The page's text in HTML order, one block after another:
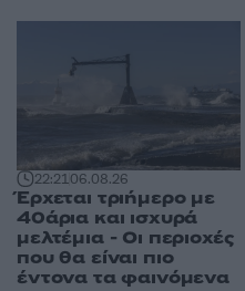
22:2106.08.26
Έρχεται τριήμερο με
40άρια και ισχυρά
μελτέμια - Οι περιοχές
που θα είναι πιο
έντονα τα φαινόμενα